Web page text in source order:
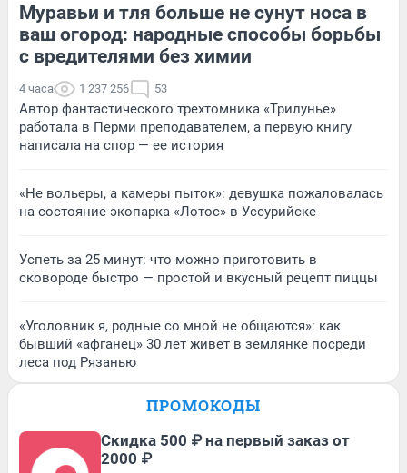
Муравьи и тля больше не сунут носа в
ваш огород: народные способы борьбы
с вредителями без химии
4 часа 1 237 256 53
Автор фантастического трехтомника «Трилунье»
работала в Перми преподавателем, а первую книгу
написала на спор — ее история
«Не вольеры, а камеры пыток»: девушка пожаловалась
на состояние экопарка «Лотос» в Уссурийске
Успеть за 25 минут: что можно приготовить в
сковороде быстро — простой и вкусный рецепт пиццы
«Уголовник я, родные со мной не общаются»: как
бывший «афганец» 30 лет живет в землянке посреди
леса под Рязанью
ПРОМОКОДЫ
Скидка 500 ₽ на первый заказ от
2000 ₽